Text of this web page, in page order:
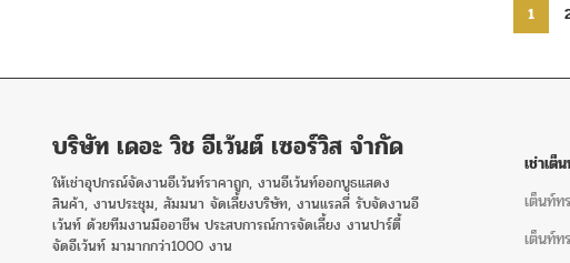
1
บริษัท เดอะ วิช อีเว้นต์ เซอร์วิส จำกัด
ให้เช่าอุปกรณ์จัดงานอีเว้นท์ราคาถูก, งานอีเว้นท์ออกบูธแสดง
สินค้า, งานประชุม, สัมมนา จัดเลี้ยงบริษัท, งานแรลลี่ รับจัดงานอี
เว้นท์ ด้วยทีมงานมืออาชีพ ประสบการณ์การจัดเลี้ยง งานปาร์ตี้
จัดอีเว้นท์ มามากกว่า1000 งาน
เช่าเต็
เต็นท์ท
เต็นท์ท